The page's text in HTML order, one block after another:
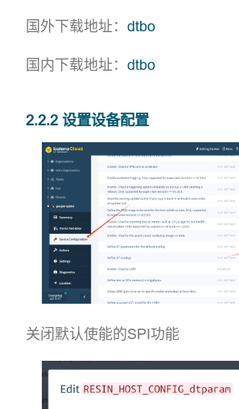
国外下载地址： dtboopen in new
国内下载地址： dtboopen in new
2.2.2 设置设备配置
关闭默认使能的SPI功能